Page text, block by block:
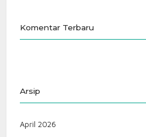
Komentar Terbaru
Arsip
April 2026